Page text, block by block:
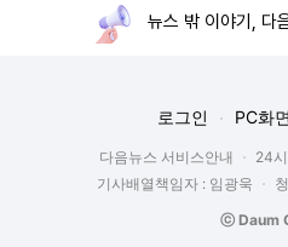
뉴스 밖 이야기, 다
로그인 PC화면
다음뉴스 서비스안내 24
기사배열책임자 : 임광욱
ⓒ Daum